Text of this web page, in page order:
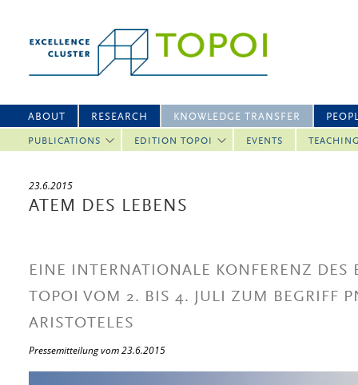
ABOUT RESEARCH KNOWLEDGE TRANSFER
PUBLICATIONS EDITION TOPOI EVENTS
23.6.2015
ATEM DES LEBENS
EINE INTERNATIONALE KONFERENZ DES
TOPOI VOM 2. BIS 4. JULI ZUM BEGRIFF
ARISTOTELES
Pressemitteilung vom 23.6.2015